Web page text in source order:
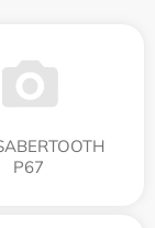
P67